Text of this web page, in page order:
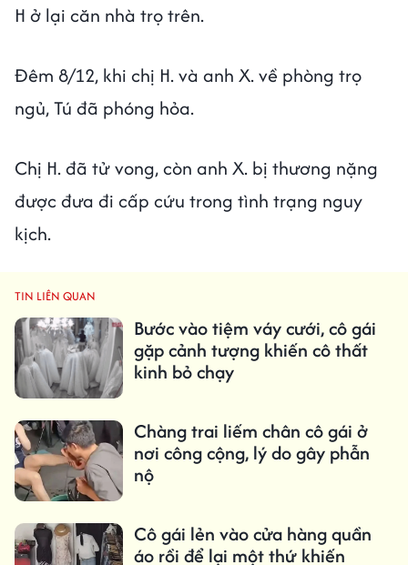
H ở lại căn nhà trọ trên.
Đêm 8/12, khi chị H. và anh X. về phòng trọ
ngủ, Tú đã phóng hỏa.
Chị H. đã tử vong, còn anh X. bị thương nặng
được đưa đi cấp cứu trong tình trạng nguy
kịch.
TIN LIÊN QUAN
Bước vào tiệm váy cưới, cô gái
gặp cảnh tượng khiến cô thất
kinh bỏ chạy
Chàng trai liếm chân cô gái ở
nơi công cộng, lý do gây phẫn
nộ
Cô gái lẻn vào cửa hàng quần
áo rồi để lại một thứ khiến